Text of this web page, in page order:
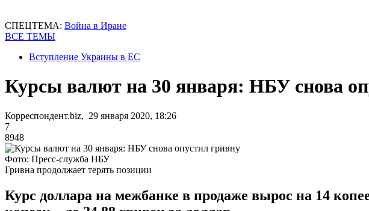
СПЕЦТЕМА: Война в Иране
ВСЕ ТЕМЫ
Вступление Украины в ЕС
Курсы валют на 30 января: НБУ снова
Корреспондент.biz, 29 января 2020, 18:26
7
8948
Фото: Пресс-служба НБУ
Гривна продолжает терять позиции
Курс доллара на межбанке в продаже вырос на 14